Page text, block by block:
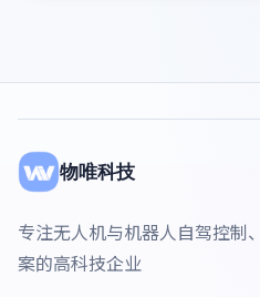
物唯科技
专注无人机与机器人自驾控制
案的高科技企业